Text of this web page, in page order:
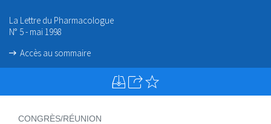
La Lettre du Pharmacologue
N° 5 - mai 1998
Accès au sommaire
CONGRÈS/RÉUNION